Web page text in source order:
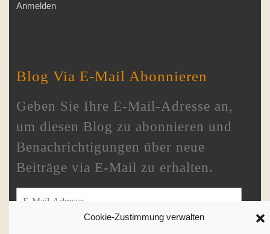
Cookie-Zustimmung verwalten
Anmelden
Blog Via E-Mail Abonnieren
Geben Sie Ihre E-Mail-Adresse an,
um diesen Blog zu abonnieren und
Benachrichtigungen über neue
Beiträge via E-Mail zu erhalten.
E-Mail-Adresse